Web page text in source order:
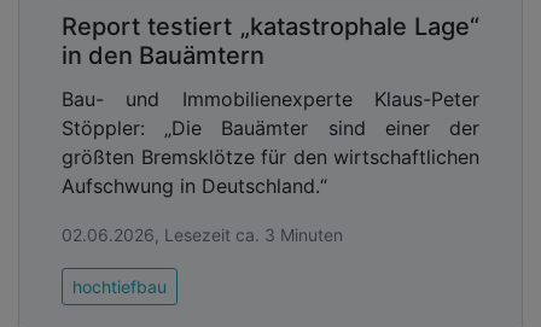
Report testiert „katastrophale Lage“
in den Bauämtern
Bau- und Immobilienexperte Klaus-Peter
Stöppler: „Die Bauämter sind einer der
größten Bremsklötze für den wirtschaftlichen
Aufschwung in Deutschland.“
02.06.2026, Lesezeit ca. 3 Minuten
hochtiefbau